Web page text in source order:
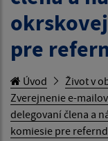
pre
Úvod Život v
Zverejnenie e-
delegovaní člena a
komiesie pre